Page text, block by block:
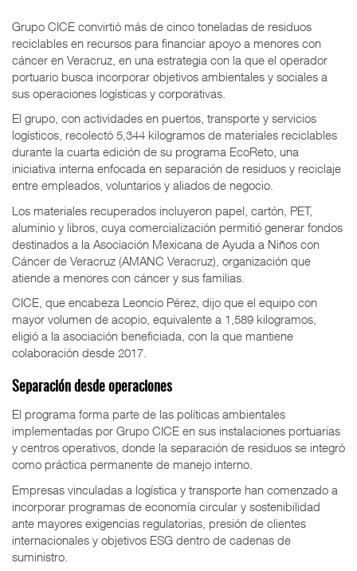
Grupo CICE convirtió más de cinco toneladas de residuos
reciclables en recursos para financiar apoyo a menores con
cáncer en Veracruz, en una estrategia con la que el operador
portuario busca incorporar objetivos ambientales y sociales a
sus operaciones logísticas y corporativas.
El grupo, con actividades en puertos, transporte y servicios
logísticos, recolectó 5,344 kilogramos de materiales reciclables
durante la cuarta edición de su programa EcoReto, una
iniciativa interna enfocada en separación de residuos y reciclaje
entre empleados, voluntarios y aliados de negocio.
Los materiales recuperados incluyeron papel, cartón, PET,
aluminio y libros, cuya comercialización permitió generar fondos
destinados a la Asociación Mexicana de Ayuda a Niños con
Cáncer de Veracruz (AMANC Veracruz), organización que
atiende a menores con cáncer y sus familias.
CICE, que encabeza Leoncio Pérez, dijo que el equipo con
mayor volumen de acopio, equivalente a 1,589 kilogramos,
eligió a la asociación beneficiada, con la que mantiene
colaboración desde 2017.
Separación desde operaciones
El programa forma parte de las políticas ambientales
implementadas por Grupo CICE en sus instalaciones portuarias
y centros operativos, donde la separación de residuos se integró
como práctica permanente de manejo interno.
Empresas vinculadas a logística y transporte han comenzado a
incorporar programas de economía circular y sostenibilidad
ante mayores exigencias regulatorias, presión de clientes
internacionales y objetivos ESG dentro de cadenas de
suministro.